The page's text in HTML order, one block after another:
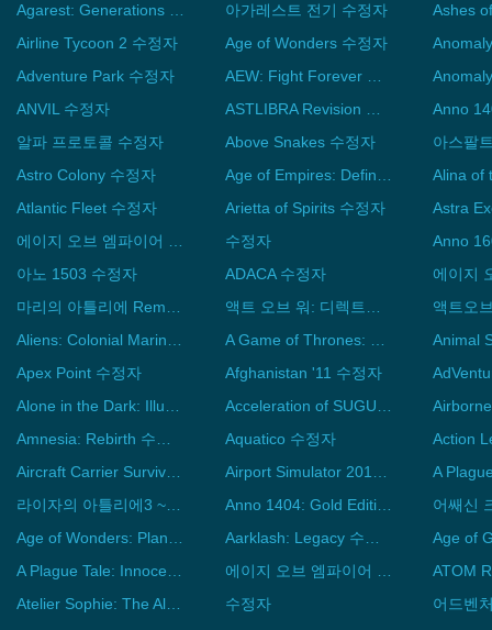
Agarest: Generations of War Zero 수정자
아가레스트 전기 수정자
Airline Tycoon 2 수정자
Age of Wonders 수정자
Adventure Park 수정자
AEW: Fight Forever 수정자
ANVIL 수정자
ASTLIBRA Revision 수정자
Anno
알파 프로토콜 수정자
Above Snakes 수정자
Astro Colony 수정자
Age of Empires: Definitive Edition 수정자
Atlantic Fleet 수정자
Arietta of Spirits 수정자
Astra
에이지 오브 엠파이어 3 수정자
수정자
Anno
아노 1503 수정자
ADACA 수정자
마리의 아틀리에 Remake ~잘부르그의 연금술사~ 수정자
액트 오브 워: 디렉트액션 수정자
Aliens: Colonial Marines Collection 수정자
A Game of Thrones: The Board Game - Digital Edition 수정자
Animal
Apex Point 수정자
Afghanistan '11 수정자
Alone in the Dark: Illumination 수정자
Acceleration of SUGURI 2 수정자
Amnesia: Rebirth 수정자
Aquatico 수정자
Action
Aircraft Carrier Survival 수정자
Airport Simulator 2019 수정자
라이자의 아틀리에3 ~종극의 연금술사와 비밀의 열쇠~ 수정자
Anno 1404: Gold Edition 수정자
어쌔신
Age of Wonders: Planetfall 수정자
Aarklash: Legacy 수정자
A Plague Tale: Innocence 수정자
에이지 오브 엠파이어 3: 컴플리트 컬렉션 수정자
Atelier Sophie: The Alchemist of the Mysterious Book 수정자
수정자